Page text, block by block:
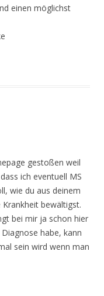
einen möglichst
gestoßen weil
ich eventuell MS
wie du aus deinem
bewältigst.
bei mir ja schon hier
habe, kann
sein wird wenn man